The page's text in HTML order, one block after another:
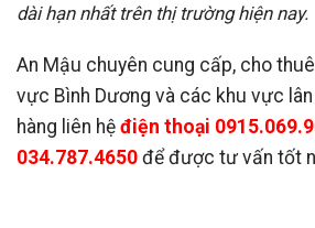
dài hạn nhất trên thị trường hiện nay.
An Mậu chuyên cung cấp, cho thuê
vực Bình Dương và các khu vực
hàng liên hệ điện thoại
034.787.4650 để được tư vấn tốt